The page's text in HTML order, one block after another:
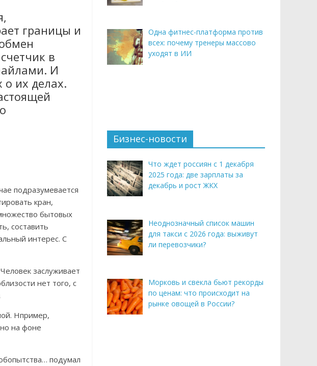
границы и
в
И
о их делах.
подразумевается
кран,
бытовых
составить
интерес. С
заслуживает
нет того, с
Нпример,
на фоне
подумал
Одна фитнес-платформа против
всех: почему тренеры массово
уходят в ИИ
Бизнес-новости
Что ждет россиян с 1 декабря
2025 года: две зарплаты за
декабрь и рост ЖКХ
Неоднозначный список машин
для такси с 2026 года: выживут
ли перевозчики?
Морковь и свекла бьют рекорды
по ценам: что происходит на
рынке овощей в России?